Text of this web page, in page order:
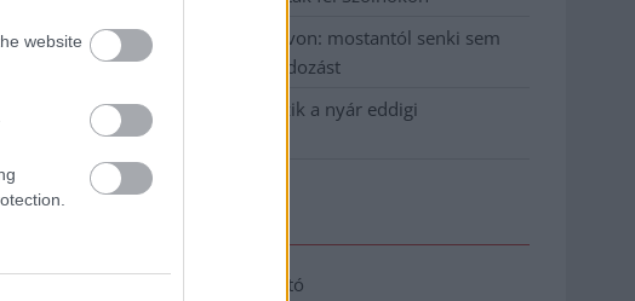
website
Vízitraffipax a Tisza-tavon: mostantól senki sem
úszhatja meg a száguldozást
Szolnokra is megérkezik a nyár eddigi
legkeményebb napja
Adatkezelési tájékoztató